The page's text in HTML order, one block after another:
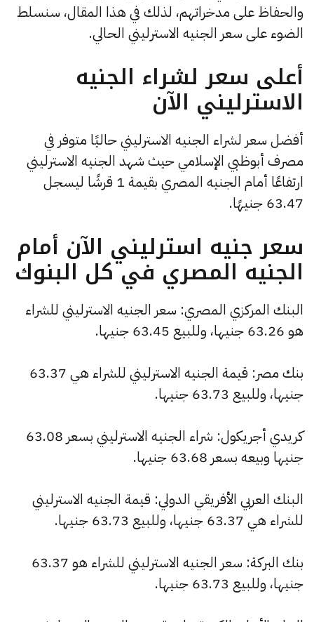
والحفاظ على مدخراتهم، لذلك في هذا المقال، سنسلط
الضوء على سعر الجنيه الاسترليني الحالي.
أعلى سعر لشراء الجنيه
الاسترليني الآن
أفضل سعر لشراء الجنيه الاسترليني حاليًا متوفر في
مصرف أبوظبي الإسلامي حيث شهد الجنيه الاسترليني
ارتفاعًا أمام الجنيه المصري بقيمة 1 قرشًا ليسجل
63.47 جنيهًا.
سعر جنيه استرليني الآن أمام
الجنيه المصري في كل البنوك
البنك المركزي المصري: سعر الجنيه الاسترليني للشراء
هو 63.26 جنيها، وللبيع 63.45 جنيها.
بنك مصر: قيمة الجنيه الاسترليني للشراء هي 63.37
جنيها، وللبيع 63.73 جنيها.
كريدي أجريكول: شراء الجنيه الاسترليني بسعر 63.08
جنيها وبيعه بسعر 63.68 جنيها.
البنك العربي الأفريقي الدولي: قيمة الجنيه الاسترليني
للشراء هي 63.37 جنيها، وللبيع 63.73 جنيها.
بنك البركة: سعر الجنيه الاسترليني للشراء هو 63.37
جنيها، وللبيع 63.73 جنيها.